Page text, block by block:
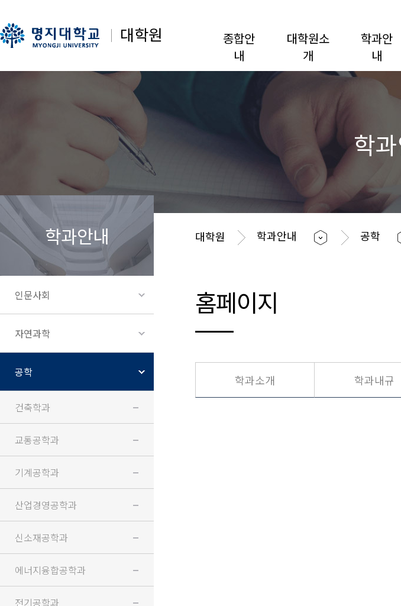
대학원
종합안
내
대학원소
개
학과안
내
학
학과안내
인문사회
자연과학
공학
건축학과
교통공학과
기계공학과
산업경영공학과
신소재공학과
에너지융합공학과
전기공학과
대학원 학과안내 공학
홈페이지
학과소개 학과내규